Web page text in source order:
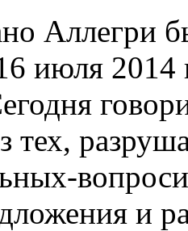
Аллегри
июля 2014
тех,
и